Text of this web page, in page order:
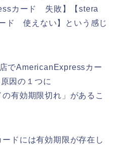
カード 失敗】【stera
ド 使えない】という感じ
でAmericanExpressカー
因の１つに
有効期限切れ」があるこ
ドには有効期限が存在し